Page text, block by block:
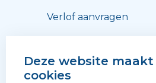
Verlof aanvragen
Volg ons
Deze website
cookies